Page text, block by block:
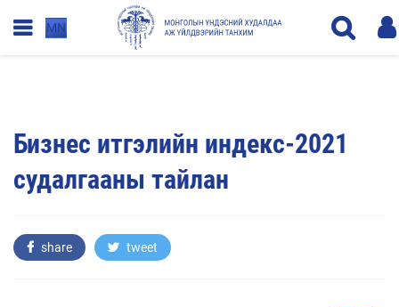
MN
Бизнес итгэлийн индекс-2021
судалгааны тайлан
share tweet